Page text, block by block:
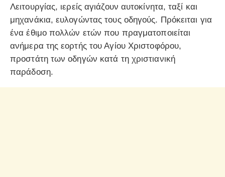
Λειτουργίας, ιερείς αγιάζουν αυτοκίνητα, ταξί και
μηχανάκια, ευλογώντας τους οδηγούς. Πρόκειται για
ένα έθιμο πολλών ετών που πραγματοποιείται
ανήμερα της εορτής του Αγίου Χριστοφόρου,
προστάτη των οδηγών κατά τη χριστιανική
παράδοση.